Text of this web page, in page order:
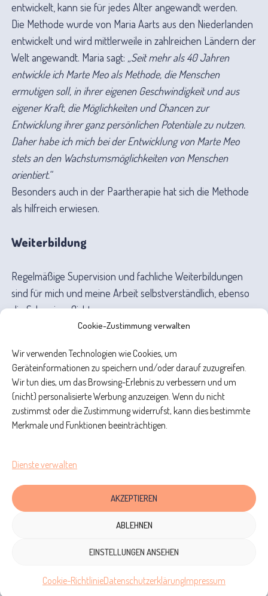
Cookie-Zustimmung verwalten
Wir verwenden Technologien wie Cookies, um
Geräteinformationen zu speichern und/oder darauf zuzugreifen.
Wir tun dies, um das Browsing-Erlebnis zu verbessern und um
(nicht) personalisierte Werbung anzuzeigen. Wenn du nicht
zustimmst oder die Zustimmung widerrufst, kann dies bestimmte
Merkmale und Funktionen beeinträchtigen.
Dienste verwalten
AKZEPTIEREN
ABLEHNEN
EINSTELLUNGEN ANSEHEN
Cookie-RichtlinieDatenschutzerklärungImpressum
entwickelt, kann sie für jedes Alter angewandt werden.
Die Methode wurde von Maria Aarts aus den Niederlanden
entwickelt und wird mittlerweile in zahlreichen Ländern der
Welt angewandt. Maria sagt: „Seit mehr als 40 Jahren
entwickle ich Marte Meo als Methode, die Menschen
ermutigen soll, in ihrer eigenen Geschwindigkeit und aus
eigener Kraft, die Möglichkeiten und Chancen zur
Entwicklung ihrer ganz persönlichen Potentiale zu nutzen.
Daher habe ich mich bei der Entwicklung von Marte Meo
stets an den Wachstumsmöglichkeiten von Menschen
orientiert.“
Besonders auch in der Paartherapie hat sich die Methode
als hilfreich erwiesen.
Weiter­bildung
Regelmäßige Supervision und fachliche Weiterbildungen
sind für mich und meine Arbeit selbstverständlich, ebenso
die Schweigepflicht.
e.V.
WEITER ZU MEINER ARBEITSWEISE
Impressum Datenschutzerklärung
Kontakt